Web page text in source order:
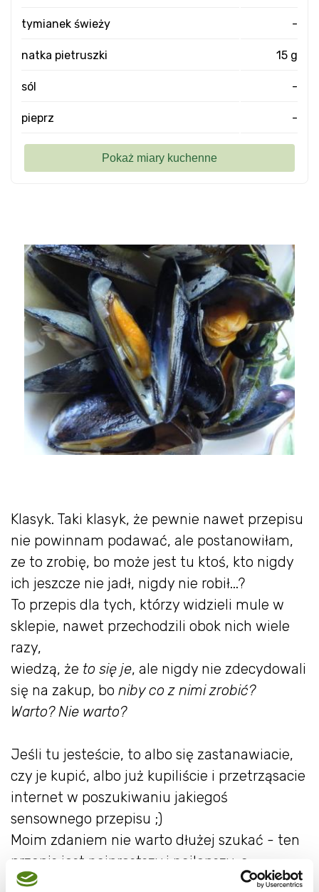
Klasyk. Taki klasyk, że pewnie nawet przepisu
nie powinnam podawać, ale postanowiłam,
ze to zrobię, bo może jest tu ktoś, kto nigdy
ich jeszcze nie jadł, nigdy nie robił...?
To przepis dla tych, którzy widzieli mule w
sklepie, nawet przechodzili obok nich wiele
razy,
wiedzą, że to się je, ale nigdy nie zdecydowali
się na zakup, bo niby co z nimi zrobić?
Warto? Nie warto?
Jeśli tu jesteście, to albo się zastanawiacie,
czy je kupić, albo już kupiliście i przetrząsacie
internet w poszukiwaniu jakiegoś
sensownego przepisu ;)
Moim zdaniem nie warto dłużej szukać - ten
przepis jest najprostszy i najlepszy, a
przygotowanie tego dania zajmuje dosłownie
tymianek świeży -
natka pietruszki 15 g
sól -
pieprz -